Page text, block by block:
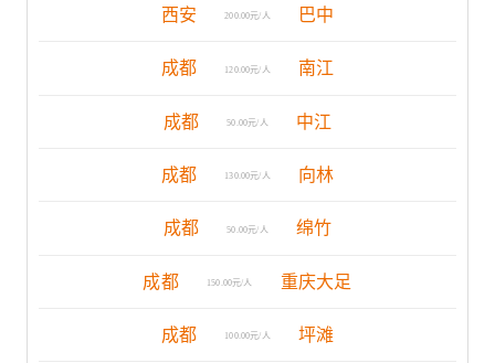
西安 200.00元/人 巴中
成都 120.00元/人 南江
成都 50.00元/人 中江
成都 130.00元/人 向林
成都 50.00元/人 绵竹
成都 150.00元/人 重庆大足
成都 100.00元/人 坪滩